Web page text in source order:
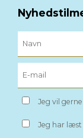
Jeg vil
Jeg har læst